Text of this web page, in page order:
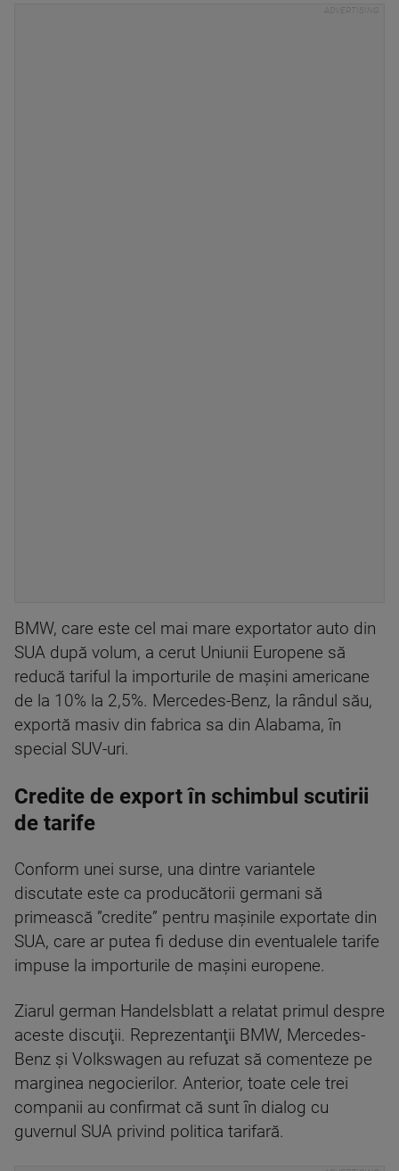
BMW, care este cel mai mare exportator auto din
SUA după volum, a cerut Uniunii Europene să
reducă tariful la importurile de maşini americane
de la 10% la 2,5%. Mercedes-Benz, la rândul său,
exportă masiv din fabrica sa din Alabama, în
special SUV-uri.
Credite de export în schimbul scutirii
de tarife
Conform unei surse, una dintre variantele
discutate este ca producătorii germani să
primească ”credite” pentru maşinile exportate din
SUA, care ar putea fi deduse din eventualele tarife
impuse la importurile de maşini europene.
Ziarul german Handelsblatt a relatat primul despre
aceste discuţii. Reprezentanţii BMW, Mercedes-
Benz şi Volkswagen au refuzat să comenteze pe
marginea negocierilor. Anterior, toate cele trei
companii au confirmat că sunt în dialog cu
guvernul SUA privind politica tarifară.